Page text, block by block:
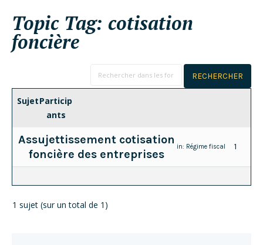
Topic Tag: cotisation
foncière
SujetParticip
ants
Assujettissement cotisation
foncière des entreprises
in: Régime fiscal 1
1 sujet (sur un total de 1)